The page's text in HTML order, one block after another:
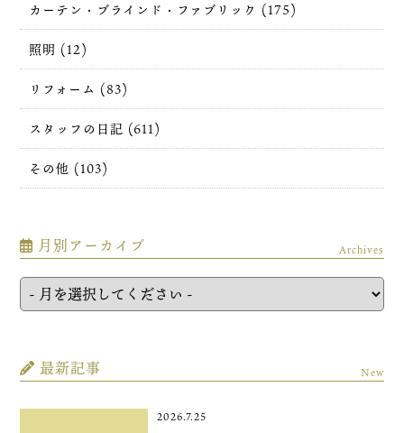
カーテン・ブラインド・ファブリック (175)
照明 (12)
リフォーム (83)
スタッフの日記 (611)
その他 (103)
月別アーカイブ Archives
最新記事 New
2026.7.25